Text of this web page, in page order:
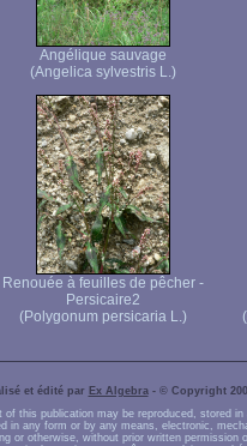
Angélique sauvage
(Angelica sylvestris L.)
Renouée à feuilles de pêcher -
Persicaire2
(Polygonum persicaria L.)
et édité par Ex Algebra- © Copyright
of this publication may be reproduced, stored
in any form or by any means, electronic,
or otherwise, without prior written permission